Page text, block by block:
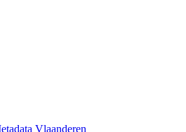
Vlaanderen